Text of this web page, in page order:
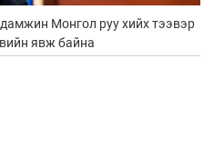
Монгол руу хийх тээвэр
явж байна